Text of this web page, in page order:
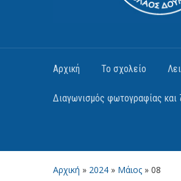
Αρχική Το σχολείο
Διαγωνισμός φωτογραφίας και
Αρχική » 2024 » Μάιος » 08